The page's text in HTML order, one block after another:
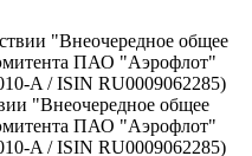
"Внеочередное общее
ПАО "Аэрофлот"
A / ISIN RU0009062285)
"Внеочередное общее
ПАО "Аэрофлот"
A / ISIN RU0009062285)